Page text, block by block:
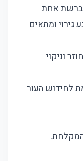
אחת.
גירוי ומתאים
וניקוי
לחידוש העור
המקלחת.